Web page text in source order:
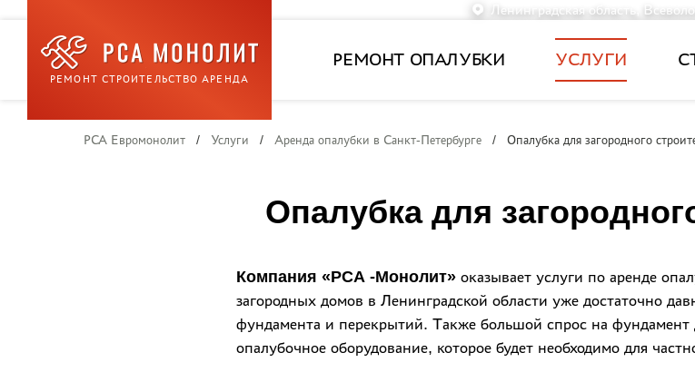
Ленинградская область,
РЕМОНТ СТРОИТЕЛЬСТВО АРЕНДА
РЕМОНТ ОПАЛУБКИ УСЛУГИ
РСА Евромонолит / Услуги / Аренда опалубки в Санкт-Петербурге / Опалубка для загородного
Опалубка для
Компания «РСА -Монолит» оказывает услуги по аренде
загородных домов в Ленинградской области уже достаточно
фундамента и перекрытий. Также большой спрос на фундамент
опалубочное оборудование, которое будет необходимо для